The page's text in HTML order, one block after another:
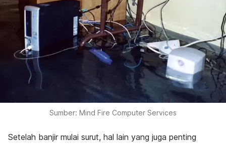
Sumber: Mind Fire Computer Services
Setelah banjir mulai surut, hal lain yang juga penting